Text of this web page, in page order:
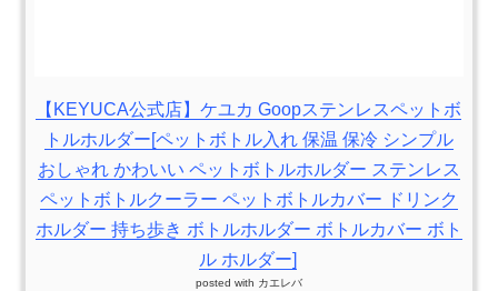
【KEYUCA公式店】ケユカ Goopステンレスペットボ
トルホルダー[ペットボトル入れ 保温 保冷 シンプル
おしゃれ かわいい ペットボトルホルダー ステンレス
ペットボトルクーラー ペットボトルカバー ドリンク
ホルダー 持ち歩き ボトルホルダー ボトルカバー ボト
ル ホルダー]
posted with カエレバ